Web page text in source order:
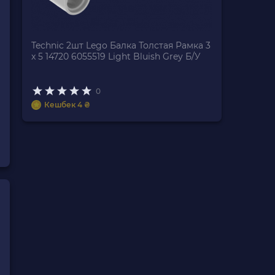
Technic 2шт Lego Балка Толстая Рамка 3
x 5 14720 6055519 Light Bluish Grey Б/У
0
Кешбек 4 ₴